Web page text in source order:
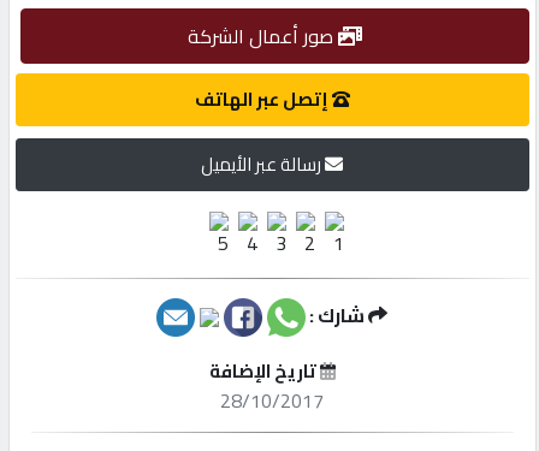
شركات
صور أعمال الشركة
إتصل عبر الهاتف
رسالة عبر الأيميل
شارك :
تاريخ الإضافة
28/10/2017